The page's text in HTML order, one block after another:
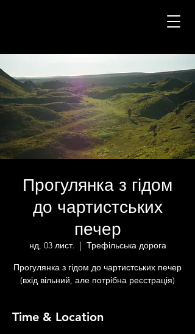
Прогулянка з гідом
до чартистських
печер
нд, 03 лист.
  |
Трефільська дорога
Прогулянка з гідом до чартистських печер
(вхід вільний, але потрібна реєстрація)
Time & Location